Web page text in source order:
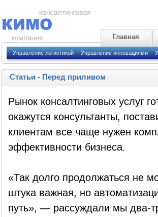
Главная
Управление логистикой Управление инновациями
Статьи- Перед приливом
Рынок консалтинговых услуг
окажутся консультанты,
клиентам все чаще нужен
эффективности бизнеса.
«Так долго продолжаться не
штука важная, но
путь», — рассуждали мы два-